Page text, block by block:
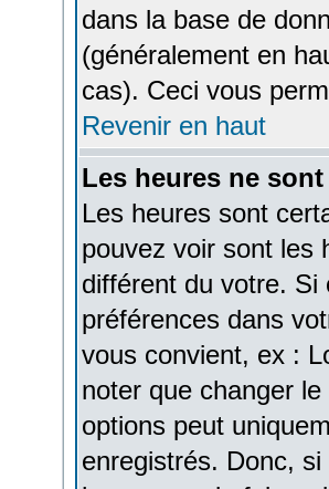
dans la base de
(généralement en
cas). Ceci vous
Revenir en haut
Les heures ne
Les heures sont
pouvez voir sont les
différent du votre.
préférences dans
vous convient, ex :
noter que changer
options peut
enregistrés. Donc,